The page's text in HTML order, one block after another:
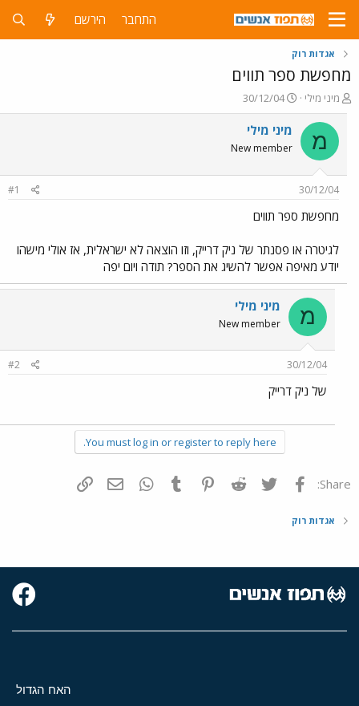
התחבר הירשם
אגדות רוק
מחפשת ספר תווים
פ
ו
ת
ח
ה
ש
א
מיני מילי
פ
ו
ר
ם
ר
30/12/04
מ מיני מילי
New member
30/12/04
#1
מחפשת ספר תווים
לגיטרה או פסנתר של ניק דרייק, וזו הוצאה לא ישראלית, אז אולי מישהו
יודע מאיפה אפשר להשיג את הספר? תודה ויום יפה
מ מיני מילי
New member
30/12/04
#2
של ניק דרייק
You must log in or register to reply here.
Share: פייסבוק Twitter
Reddit
Pinterest
Tumblr
WhatsAppדואר אלקטרוני
אגדות רוק
האח הגדול